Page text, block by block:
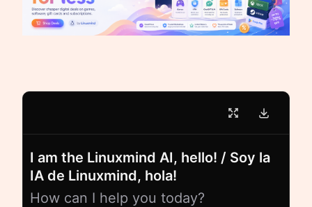
I am the Linuxmind AI, hello! / Soy la
IA de Linuxmind, hola!
How can I help you today?